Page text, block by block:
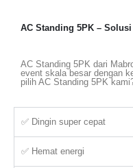
AC Standing 5PK –
AC Standing 5PK dari
event skala besar dengan
pilih AC Standing 5PK
✅ Dingin super cepat
✅ Hemat energi